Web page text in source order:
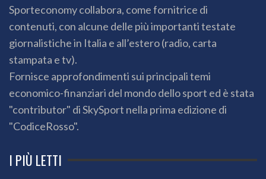
Sporteconomy collabora, come fornitrice di
contenuti, con alcune delle più importanti testate
giornalistiche in Italia e all’estero (radio, carta
stampata e tv).
Fornisce approfondimenti sui principali temi
economico-finanziari del mondo dello sport ed è stata
"contributor" di SkySport nella prima edizione di
"CodiceRosso".
I PIÙ LETTI